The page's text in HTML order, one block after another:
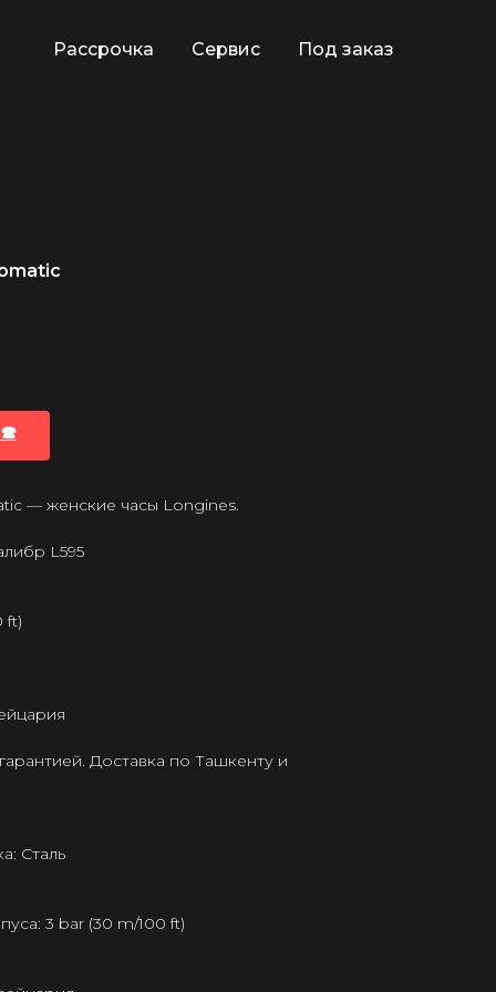
Рассрочка Сервис Под заказ
🕿
— женские часы Longines.
L595
ft)
Доставка по Ташкенту и
Сталь
3 bar (30 m/100 ft)